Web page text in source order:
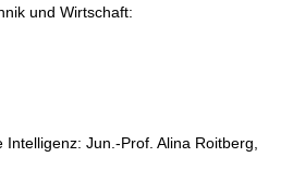
und Wirtschaft:
Intelligenz: Jun.-Prof. Alina Roitberg,